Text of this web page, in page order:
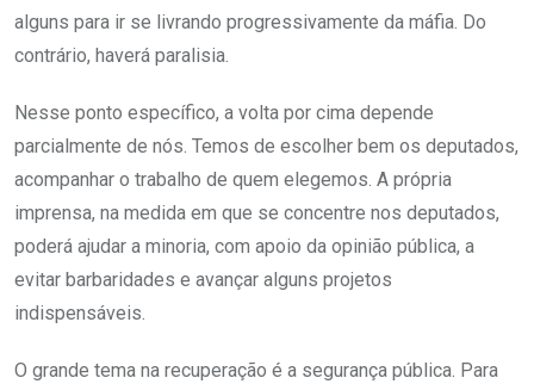
alguns para ir se livrando progressivamente da máfia. Do
contrário, haverá paralisia.
Nesse ponto específico, a volta por cima depende
parcialmente de nós. Temos de escolher bem os deputados,
acompanhar o trabalho de quem elegemos. A própria
imprensa, na medida em que se concentre nos deputados,
poderá ajudar a minoria, com apoio da opinião pública, a
evitar barbaridades e avançar alguns projetos
indispensáveis.
O grande tema na recuperação é a segurança pública. Para